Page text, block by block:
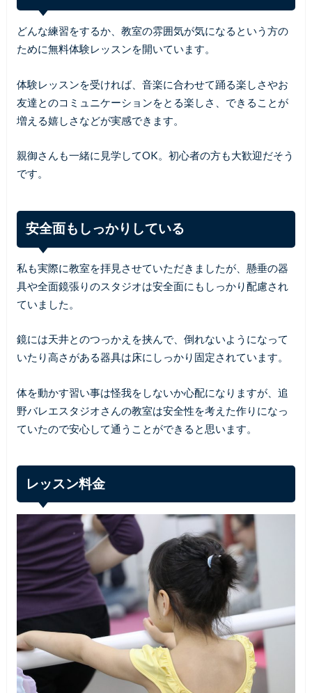
どんな練習をするか、教室の雰囲気が気になるという方の
ために無料体験レッスンを開いています。
体験レッスンを受ければ、音楽に合わせて踊る楽しさやお
友達とのコミュニケーションをとる楽しさ、できることが
増える嬉しさなどが実感できます。
親御さんも一緒に見学してOK。初心者の方も大歓迎だそう
です。
安全面もしっかりしている
私も実際に教室を拝見させていただきましたが、懸垂の器
具や全面鏡張りのスタジオは安全面にもしっかり配慮され
ていました。
鏡には天井とのつっかえを挟んで、倒れないようになって
いたり高さがある器具は床にしっかり固定されています。
体を動かす習い事は怪我をしないか心配になりますが、追
野バレエスタジオさんの教室は安全性を考えた作りになっ
ていたので安心して通うことができると思います。
レッスン料金